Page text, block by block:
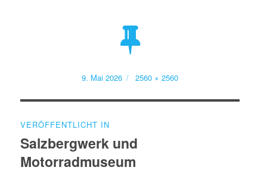
Veröffentlicht
9. Mai 2026
Volle
2560 × 2560
VERÖFFENTLICHT IN
Salzbergwerk und
Motorradmuseum